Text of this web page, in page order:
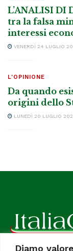
Diamo
L’ANALISI DI
tra la falsa
interessi
VENERDÌ 24 LUGLIO
L'OPINIONE
Da quando
origini dello
LUNEDÌ 20 LUGLIO